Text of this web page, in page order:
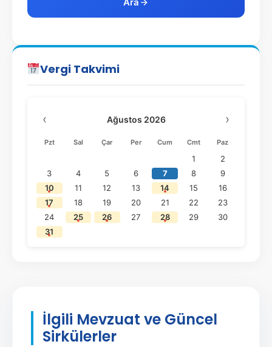
Vergi Takvimi
‹ Ağustos 2026 ›
Pzt Sal Çar Per Cum Cmt Paz
1
2
3
4 5 6 7 8
9
10
11 12 13 14 15
16
17
18 19 20 21 22
23
24
25 26 27 28 29
30
31
İlgili Mevzuat ve Güncel
Sirkülerler